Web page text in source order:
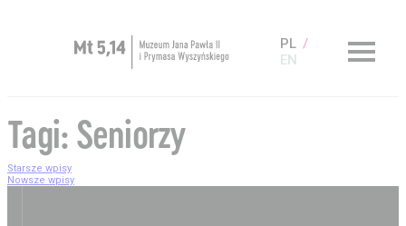
PL
EN
O Muzeum
Muzeum dostępne
Tagi: Seniorzy
Nawigacja
Starsze wpisy
Nowsze wpisy